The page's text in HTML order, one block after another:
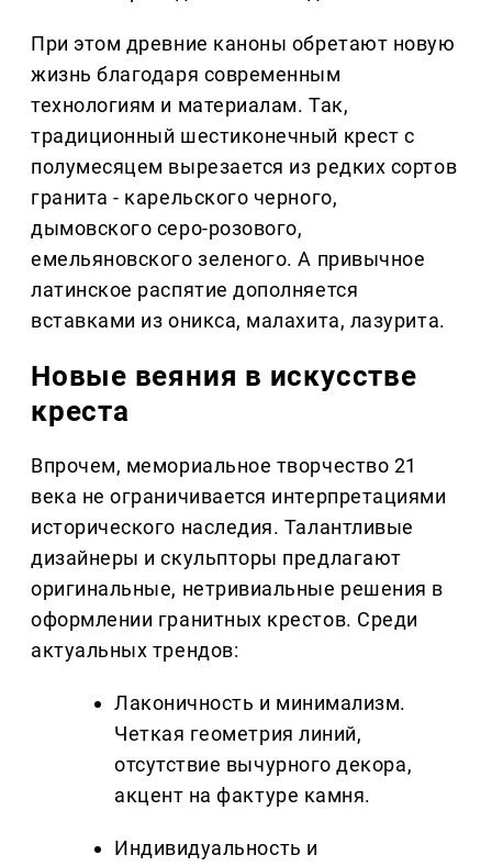
При этом древние каноны обретают новую
жизнь благодаря современным
технологиям и материалам. Так,
традиционный шестиконечный крест с
полумесяцем вырезается из редких сортов
гранита - карельского черного,
дымовского серо-розового,
емельяновского зеленого. А привычное
латинское распятие дополняется
вставками из оникса, малахита, лазурита.
Новые веяния в искусстве
креста
Впрочем, мемориальное творчество 21
века не ограничивается интерпретациями
исторического наследия. Талантливые
дизайнеры и скульпторы предлагают
оригинальные, нетривиальные решения в
оформлении гранитных крестов. Среди
актуальных трендов:
Лаконичность и минимализм.
Четкая геометрия линий,
отсутствие вычурного декора,
акцент на фактуре камня.
Индивидуальность и